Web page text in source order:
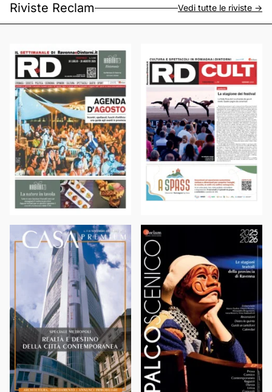
Riviste Reclam Vedi tutte le riviste ->